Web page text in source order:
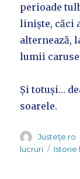
perioade
liniște, căci
alternează,
lumii
Și totuși…
soarele.
Author
Justeţe.ro
lucruri
Tags
Istorie